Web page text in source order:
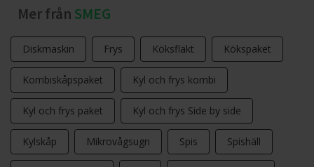
Mer från SMEG
Diskmaskin Frys Köksfläkt Kökspaket
Kombiskåpspaket Kyl och frys kombi
Kyl och frys paket Kyl och frys Side by side
Kylskåp Mikrovågsugn Spis Spishäll